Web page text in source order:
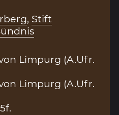
, Stift
Limpurg (A.Ufr.
Limpurg (A.Ufr.